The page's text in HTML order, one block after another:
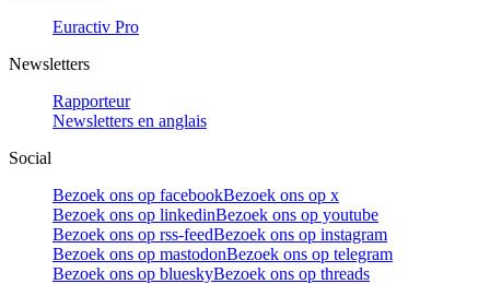
Euractiv Pro
Newsletters
Rapporteur
Newsletters en anglais
Social
Bezoek ons op facebookBezoek ons op x
Bezoek ons op linkedinBezoek ons op youtube
Bezoek ons op rss-feedBezoek ons op instagram
Bezoek ons op mastodonBezoek ons op telegram
Bezoek ons op blueskyBezoek ons op threads